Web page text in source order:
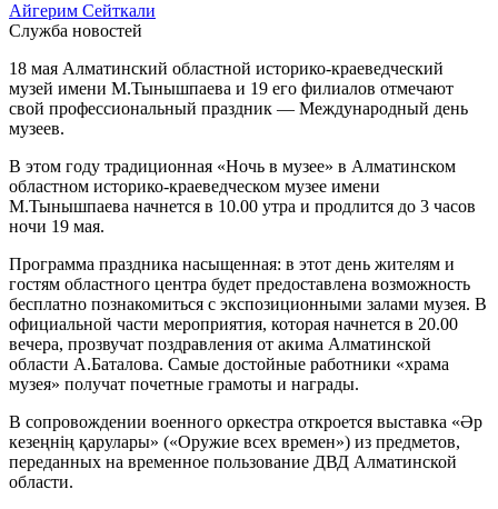
Айгерим Сейткали
Служба новостей
18 мая Алматинский областной историко-краеведческий
музей имени М.Тынышпаева и 19 его филиалов отмечают
свой профессиональный праздник — Международный день
музеев.
В этом году традиционная «Ночь в музее» в Алматинском
областном историко-краеведческом музее имени
М.Тынышпаева начнется в 10.00 утра и продлится до 3 часов
ночи 19 мая.
Программа праздника насыщенная: в этот день жителям и
гостям областного центра будет предоставлена возможность
бесплатно познакомиться с экспозиционными залами музея. В
официальной части мероприятия, которая начнется в 20.00
вечера, прозвучат поздравления от акима Алматинской
области А.Баталова. Самые достойные работники «храма
музея» получат почетные грамоты и награды.
В сопровождении военного оркестра откроется выставка «Әр
кезеңнің қарулары» («Оружие всех времен») из предметов,
переданных на временное пользование ДВД Алматинской
области.